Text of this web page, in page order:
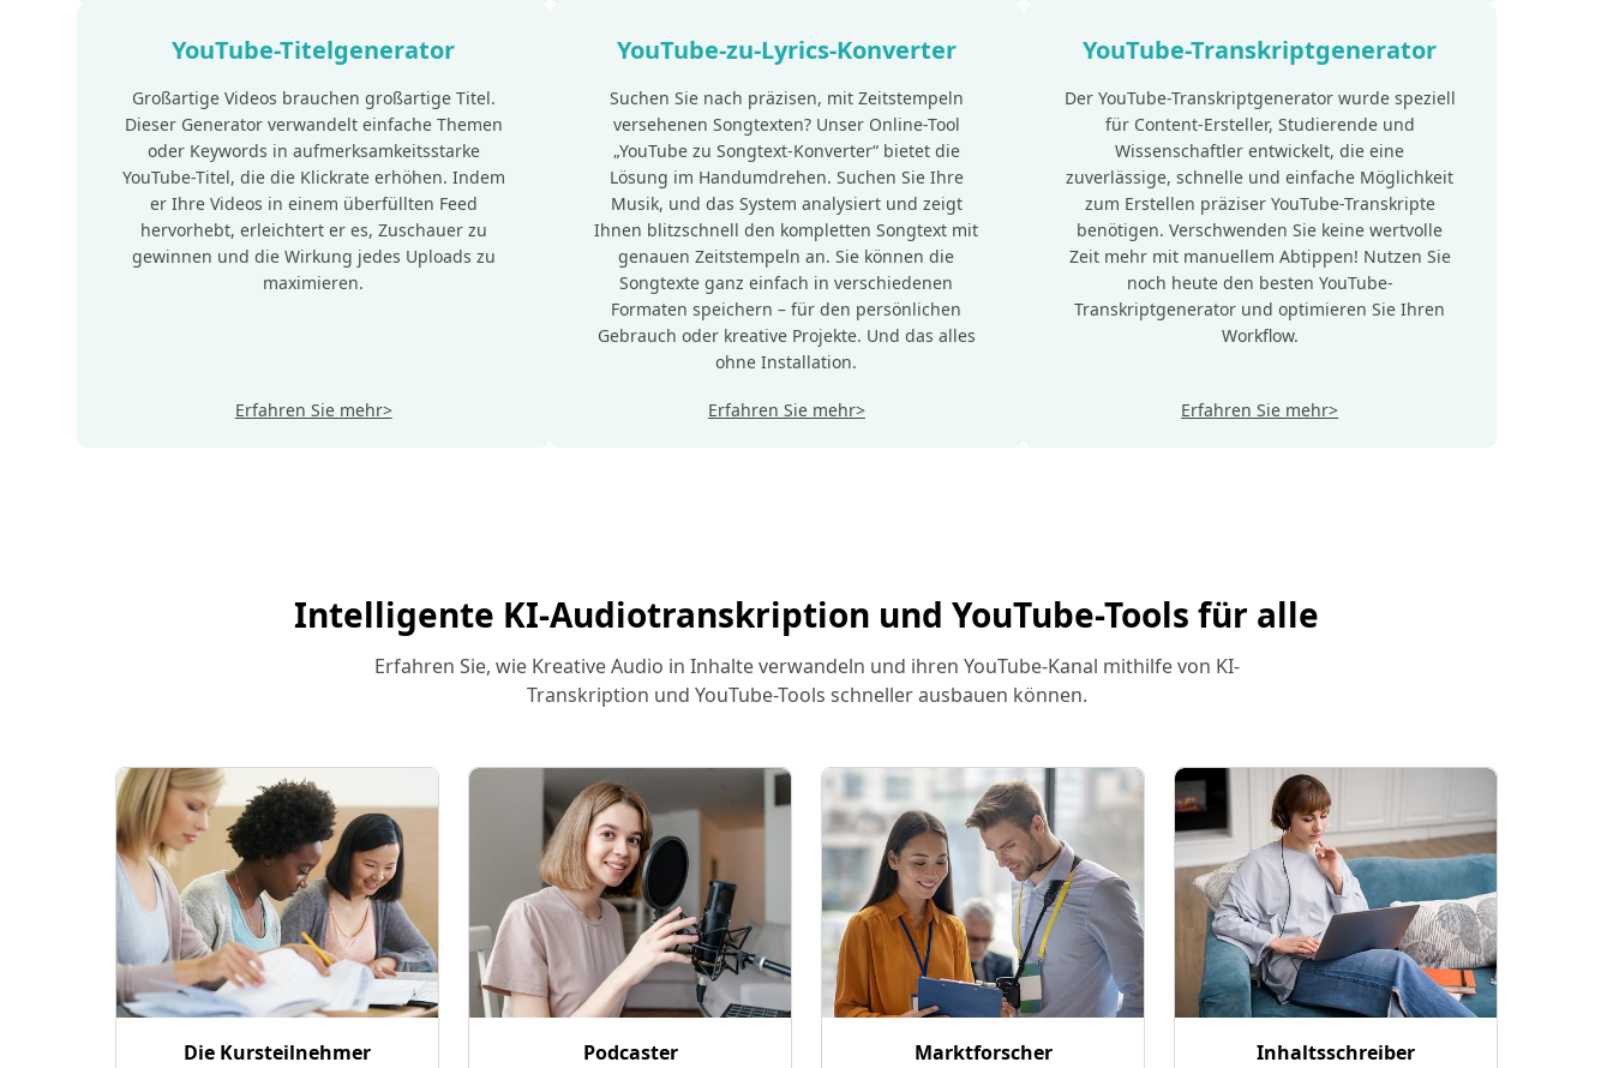
YouTube-Titelgenerator
Großartige Videos brauchen großartige Titel.
Dieser Generator verwandelt einfache Themen
oder Keywords in aufmerksamkeitsstarke
YouTube-Titel, die die Klickrate erhöhen. Indem
er Ihre Videos in einem überfüllten Feed
hervorhebt, erleichtert er es, Zuschauer zu
gewinnen und die Wirkung jedes Uploads zu
maximieren.
Erfahren Sie mehr>
YouTube-zu-Lyrics-Konverter
Suchen Sie nach präzisen, mit Zeitstempeln
versehenen Songtexten? Unser Online-Tool
„YouTube zu Songtext-Konverter“ bietet die
Lösung im Handumdrehen. Suchen Sie Ihre
Musik, und das System analysiert und zeigt
Ihnen blitzschnell den kompletten Songtext mit
genauen Zeitstempeln an. Sie können die
Songtexte ganz einfach in verschiedenen
Formaten speichern – für den persönlichen
Gebrauch oder kreative Projekte. Und das alles
ohne Installation.
Erfahren Sie mehr>
YouTube-Transkriptgenerator
Der YouTube-Transkriptgenerator wurde speziell
für Content-Ersteller, Studierende und
Wissenschaftler entwickelt, die eine
zuverlässige, schnelle und einfache Möglichkeit
zum Erstellen präziser YouTube-Transkripte
benötigen. Verschwenden Sie keine wertvolle
Zeit mehr mit manuellem Abtippen! Nutzen Sie
noch heute den besten YouTube-
Transkriptgenerator und optimieren Sie Ihren
Workflow.
Erfahren Sie mehr>
Intelligente KI-Audiotranskription und YouTube-Tools für alle
Erfahren Sie, wie Kreative Audio in Inhalte verwandeln und ihren YouTube-Kanal mithilfe von KI-
Transkription und YouTube-Tools schneller ausbauen können.
Die Kursteilnehmer Podcaster Marktforscher Inhaltsschreiber